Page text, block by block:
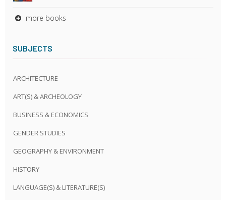
more books
SUBJECTS
ARCHITECTURE
ART(S) & ARCHEOLOGY
BUSINESS & ECONOMICS
GENDER STUDIES
GEOGRAPHY & ENVIRONMENT
HISTORY
LANGUAGE(S) & LITERATURE(S)